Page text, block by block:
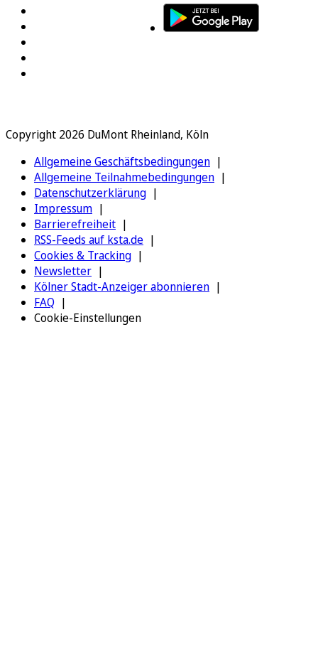
Copyright 2026 DuMont Rheinland, Köln
Allgemeine Geschäftsbedingungen
Allgemeine Teilnahmebedingungen
Datenschutzerklärung
Impressum
Barrierefreiheit
RSS-Feeds auf ksta.de
Cookies & Tracking
Newsletter
Kölner Stadt-Anzeiger abonnieren
FAQ
Cookie-Einstellungen